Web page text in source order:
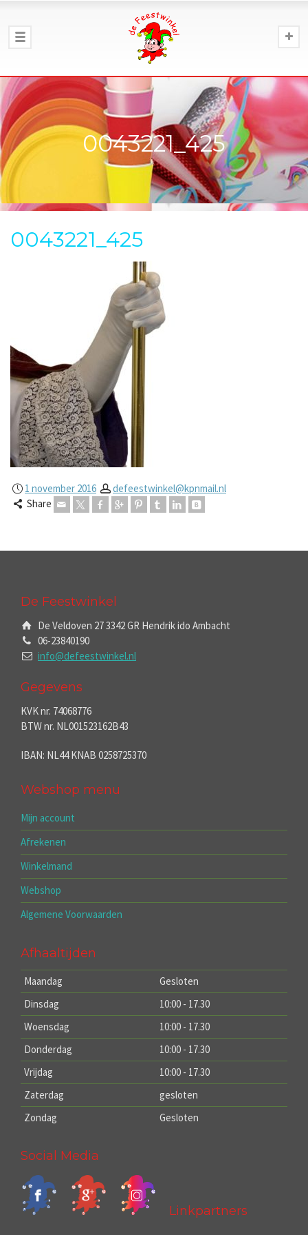
0043221_425
0043221_425
1 november 2016
defeestwinkel@kpnmail.nl
Share
De Feestwinkel
De Veldoven 27 3342 GR Hendrik ido Ambacht
06-23840190
info@defeestwinkel.nl
Gegevens
KVK nr. 74068776
BTW nr. NL001523162B43
IBAN: NL44 KNAB 0258725370
Webshop menu
Mijn account
Afrekenen
Winkelmand
Webshop
Algemene Voorwaarden
Afhaaltijden
Maandag
Gesloten
Dinsdag
10:00 - 17.30
Woensdag
10:00 - 17.30
Donderdag
10:00 - 17.30
Vrijdag
10:00 - 17.30
Zaterdag
gesloten
Zondag
Gesloten
Social Media
Linkpartners